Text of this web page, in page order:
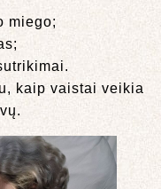
miego;
kaip vaistai veikia